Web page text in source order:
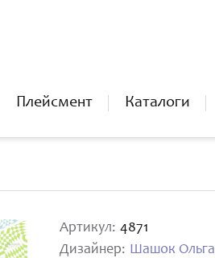
Плейсмент Каталоги
Артикул: 4871
Дизайнер: Шашок Ольга